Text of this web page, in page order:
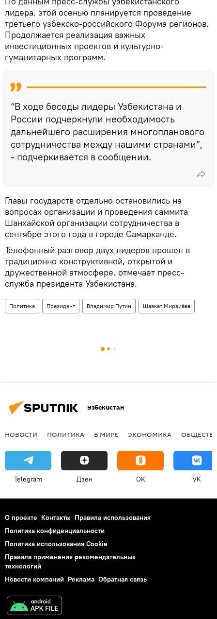
лидера, этой осенью планируется проведение
третьего узбекско-российского Форума регионов.
Продолжается реализация важных
инвестиционных проектов и культурно-
гуманитарных программ.
“В ходе беседы лидеры Узбекистана и
России подчеркнули необходимость
дальнейшего расширения многопланового
сотрудничества между нашими странами”,
- подчеркивается в сообщении.
Главы государств отдельно остановились на
вопросах организации и проведения саммита
Шанхайской организации сотрудничества в
сентябре этого года в городе Самарканде.
Телефонный разговор двух лидеров прошел в
традиционно конструктивной, открытой и
дружественной атмосфере, отмечает пресс-
служба президента Узбекистана.
Политика Президент Владимир Путин Шавкат Мирзиёев
Узбекистан
НОВОСТИ ПОЛИТИКА В МИРЕ ЭКОНОМИКА
Telegram Дзен OK VK
О проекте Контакты Правила использования
Политика конфиденциальности
Политика использования Cookie
Правила применения рекомендательных
технологий
Новости компаний Реклама Обратная связь